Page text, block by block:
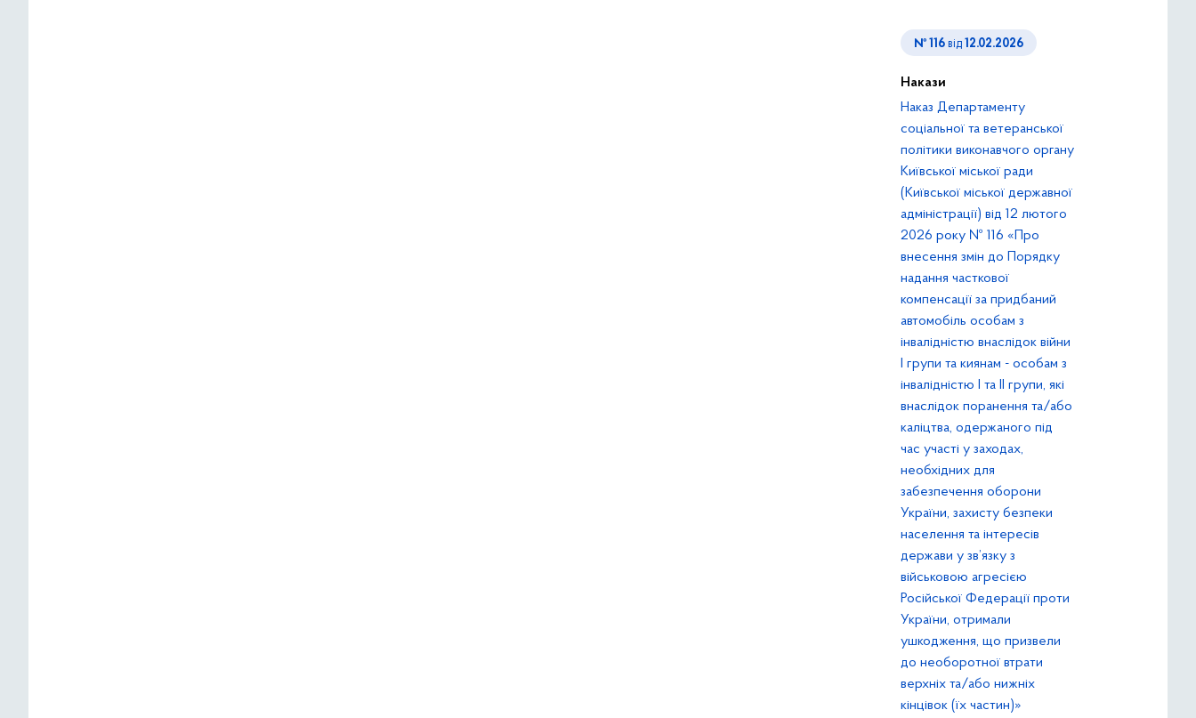
№ 116 від 12.02.2026
Накази
Наказ Департаменту
соціальної та ветеранської
політики виконавчого органу
Київської міської ради
(Київської міської державної
адміністрації) від 12 лютого
2026 року № 116 «Про
внесення змін до Порядку
надання часткової
компенсації за придбаний
автомобіль особам з
інвалідністю внаслідок війни
І групи та киянам - особам з
інвалідністю І та ІІ групи, які
внаслідок поранення та/або
каліцтва, одержаного під
час участі у заходах,
необхідних для
забезпечення оборони
України, захисту безпеки
населення та інтересів
держави у зв’язку з
військовою агресією
Російської Федерації проти
України, отримали
ушкодження, що призвели
до необоротної втрати
верхніх та/або нижніх
кінцівок (їх частин)»